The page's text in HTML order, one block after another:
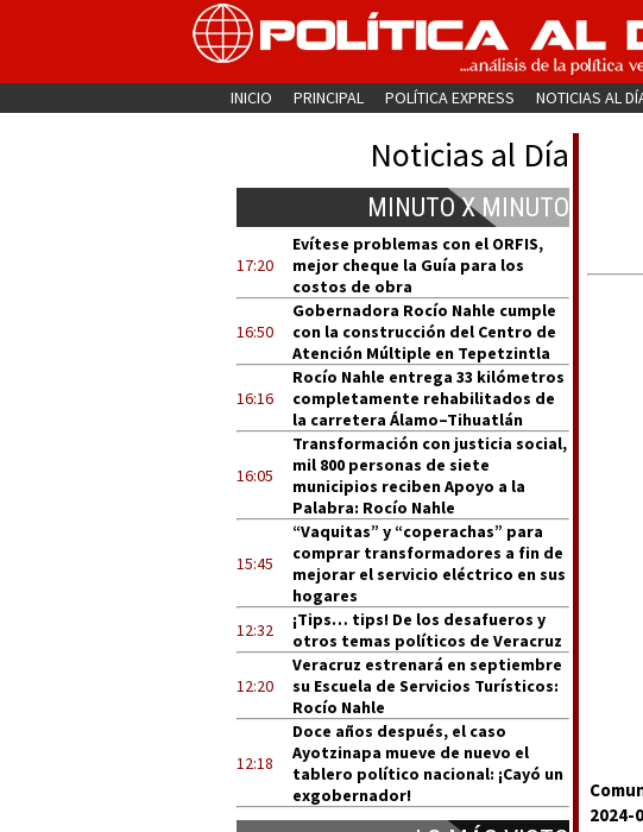
INICIO PRINCIPAL POLÍTICA EXPRESS NOTICIAS AL
Noticias al Día
MINUTO X MINUTO
17:20
Evítese problemas con el ORFIS,
mejor cheque la Guía para los
costos de obra
16:50
Gobernadora Rocío Nahle cumple
con la construcción del Centro de
Atención Múltiple en Tepetzintla
16:16
Rocío Nahle entrega 33 kilómetros
completamente rehabilitados de
la carretera Álamo–Tihuatlán
16:05
Transformación con justicia social,
mil 800 personas de siete
municipios reciben Apoyo a la
Palabra: Rocío Nahle
15:45
“Vaquitas” y “coperachas” para
comprar transformadores a fin de
mejorar el servicio eléctrico en sus
hogares
12:32
¡Tips… tips! De los desafueros y
otros temas políticos de Veracruz
12:20
Veracruz estrenará en septiembre
su Escuela de Servicios Turísticos:
Rocío Nahle
12:18
Doce años después, el caso
Ayotzinapa mueve de nuevo el
tablero político nacional: ¡Cayó un
exgobernador!
2024-